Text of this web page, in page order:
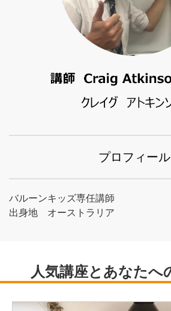
プロフィール
バルーンキッズ専任講師
出身地 オーストラリア